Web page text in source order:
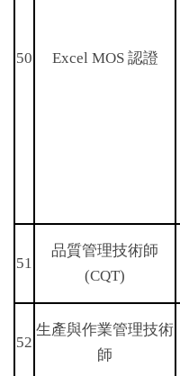
50 Excel MOS 認證
51
品質管理技術師
(CQT)
52
生產與作業管理技術
師